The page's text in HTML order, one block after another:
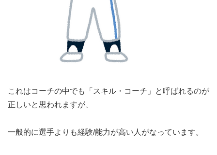
これはコーチの中でも「スキル・コーチ」と呼ばれるのが
正しいと思われますが、
一般的に選手よりも経験/能力が高い人がなっています。